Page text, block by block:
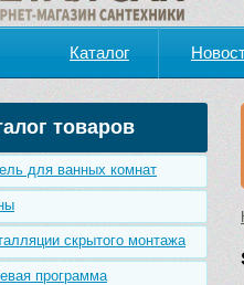
Каталог
товаров
для ванных комнат
скрытого монтажа
программа